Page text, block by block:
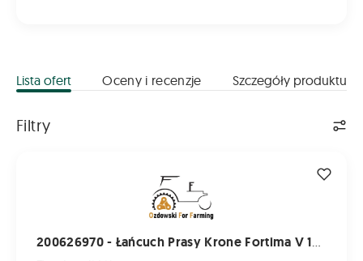
Lista ofert Oceny i recenzje Szczegóły produktu
Filtry
200626970 - Łańcuch Prasy Krone Fortima V 1500 - Komplet Na 2 Strony na Tył